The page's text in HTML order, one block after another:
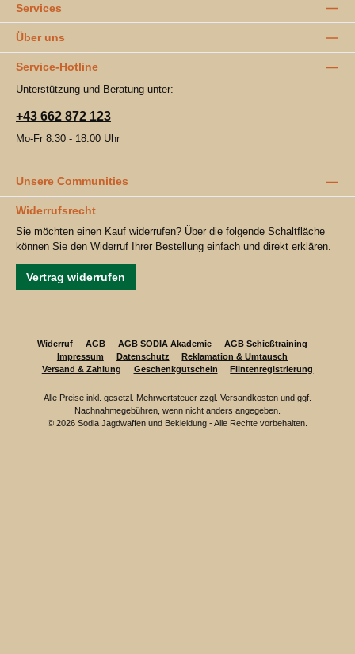
Services
Über uns
Service-Hotline
Unterstützung und Beratung unter:
+43 662 872 123
Mo-Fr 8:30 - 18:00 Uhr
Unsere Communities
Widerrufsrecht
Sie möchten einen Kauf widerrufen? Über die folgende Schaltfläche
können Sie den Widerruf Ihrer Bestellung einfach und direkt erklären.
Vertrag widerrufen
Widerruf AGB AGB SODIA Akademie
AGB Schießtraining
Impressum
Datenschutz
Reklamation & Umtausch
Versand & Zahlung
Geschenkgutschein Flintenregistrierung
Alle Preise inkl. gesetzl. Mehrwertsteuer zzgl. Versandkosten und ggf.
Nachnahmegebühren, wenn nicht anders angegeben.
© 2026 Sodia Jagdwaffen und Bekleidung - Alle Rechte vorbehalten.